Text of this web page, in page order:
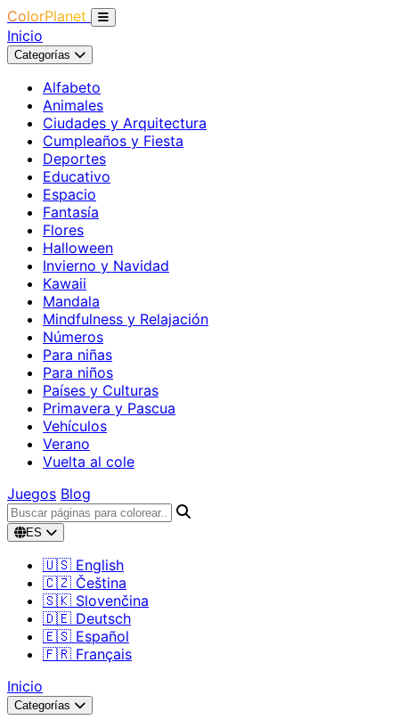
ColorPlanet
Inicio
Categorías
Alfabeto
Animales
Ciudades y Arquitectura
Cumpleaños y Fiesta
Deportes
Educativo
Espacio
Fantasía
Flores
Halloween
Invierno y Navidad
Kawaii
Mandala
Mindfulness y Relajación
Números
Para niñas
Para niños
Países y Culturas
Primavera y Pascua
Vehículos
Verano
Vuelta al cole
Juegos Blog
ES
🇺🇸 English
🇨🇿 Čeština
🇸🇰 Slovenčina
🇩🇪 Deutsch
🇪🇸 Español
🇫🇷 Français
Inicio
Categorías